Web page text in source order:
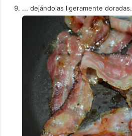
... dejándolas ligeramente doradas.